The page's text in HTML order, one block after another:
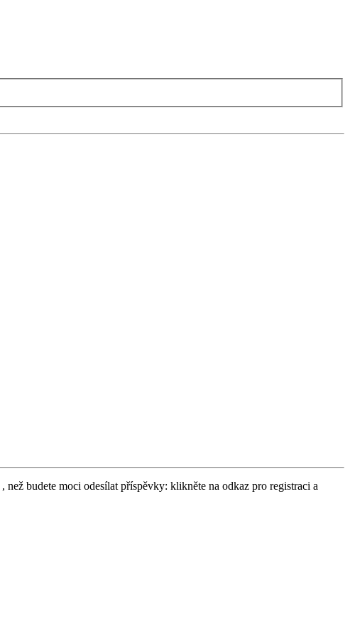
, než budete moci odesílat příspěvky: klikněte na odkaz pro registraci a